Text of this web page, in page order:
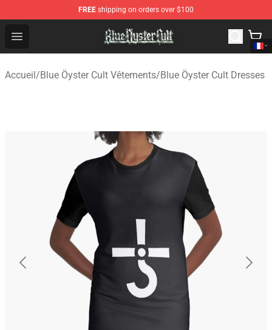
FREE shipping on orders over $100
Open menu
Blue Öyster Cult Store - Official Blue Öyster Cult
Accueil/Blue Öyster Cult Vêtements/Blue Öyster Cult Dresses